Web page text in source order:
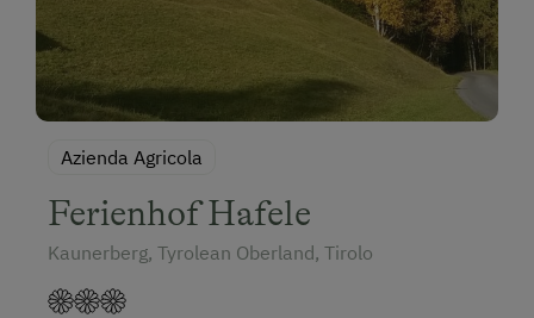
Azienda Agricola
Ferienhof Hafele
Kaunerberg, Tyrolean Oberland, Tirolo